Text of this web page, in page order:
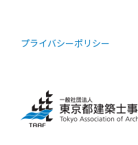
プライバシーポリシー